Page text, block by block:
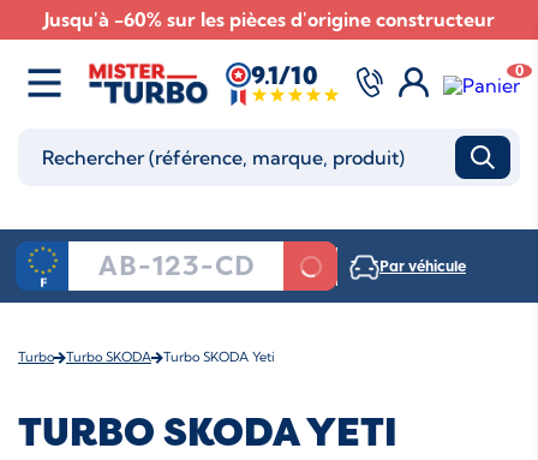
Jusqu'à -60% sur les pièces d'origine constructeur
9.1/10 0
Par véhicule
Turbo Turbo SKODA Turbo SKODA Yeti
TURBO SKODA YETI